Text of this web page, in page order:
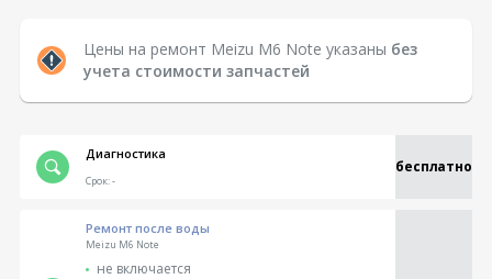
Цены на ремонт Meizu M6 Note указаны без
учета стоимости запчастей
Диагностика
бесплатно
Срок:-
Ремонт после воды
Meizu M6 Note
не включается